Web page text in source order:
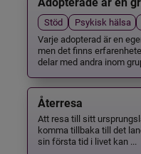
Stöd Psykisk hälsa
Varje adopterad är en
men det finns
delar med andra inom
Återresa
Att resa till sitt
komma tillbaka till det
sin första tid i livet kan ...